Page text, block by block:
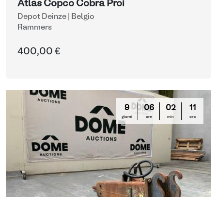
Atlas Copco Cobra Proi
Depot Deinze | Belgio
Rammers
400,00 €
9
giorni
06
ore
02
min
10
sec